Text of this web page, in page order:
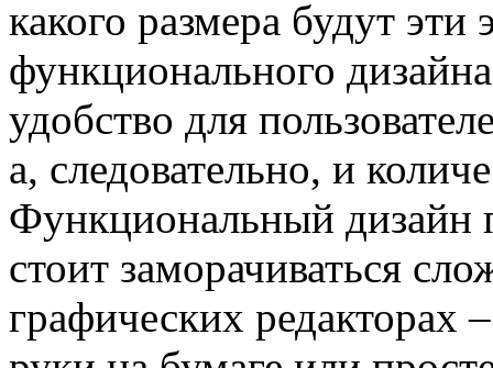
какого размера будут
функционального
удобство для
а, следовательно, и
Функциональный дизайн
стоит заморачиваться
графических редакторах